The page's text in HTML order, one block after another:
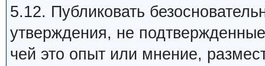
5.12. Публиковать
утверждения, не
чей это опыт или мнение,